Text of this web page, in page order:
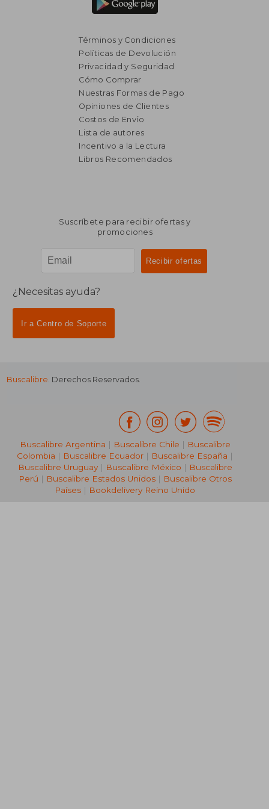
$ 10.243
Términos y Condiciones
Políticas de Devolución
Privacidad y Seguridad
Cómo Comprar
Nuestras Formas de Pago
Opiniones de Clientes
Costos de Envío
Lista de autores
Incentivo a la Lectura
Libros Recomendados
Suscríbete para recibir ofertas y
promociones
¿Necesitas ayuda?
Ir a Centro de Soporte
Buscalibre. Derechos Reservados.
Buscalibre Argentina | Buscalibre Chile | Buscalibre
Colombia | Buscalibre Ecuador | Buscalibre España |
Buscalibre Uruguay| Buscalibre México | Buscalibre
Perú | Buscalibre Estados Unidos| Buscalibre Otros
Países | Bookdelivery Reino Unido